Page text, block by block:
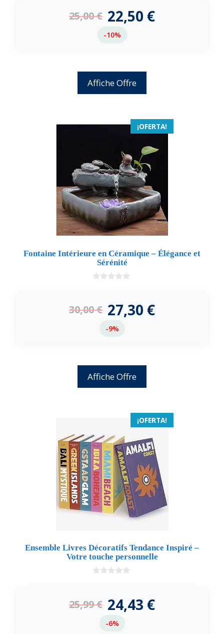
5
25,00€ 22,50 €
-10%
Affiche Offre
¡OFERTA!
Fontaine Intérieure en Céramique – Élégance et
Sérénité
5
30,00€ 27,30 €
-9%
Affiche Offre
¡OFERTA!
Ensemble Livres Décoratifs Tendance Inspiré –
Votre touche personnelle
5
25,99€ 24,43 €
-6%